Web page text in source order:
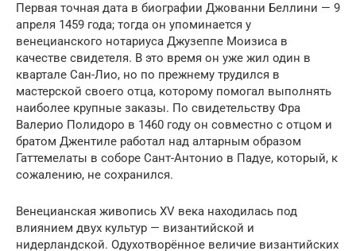
Первая точная дата в биографии Джованни Беллини — 9
апреля 1459 года; тогда он упоминается у
венецианского нотариуса Джузеппе Моизиса в
качестве свидетеля. В это время он уже жил один в
квартале Сан-Лио, но по прежнему трудился в
мастерской своего отца, которому помогал выполнять
наиболее крупные заказы. По свидетельству Фра
Валерио Полидоро в 1460 году он совместно с отцом и
братом Джентиле работал над алтарным образом
Гаттемелаты в соборе Сант-Антонио в Падуе, который, к
сожалению, не сохранился.
Венецианская живопись XV века находилась под
влиянием двух культур — византийской и
нидерландской. Одухотворённое величие византийских